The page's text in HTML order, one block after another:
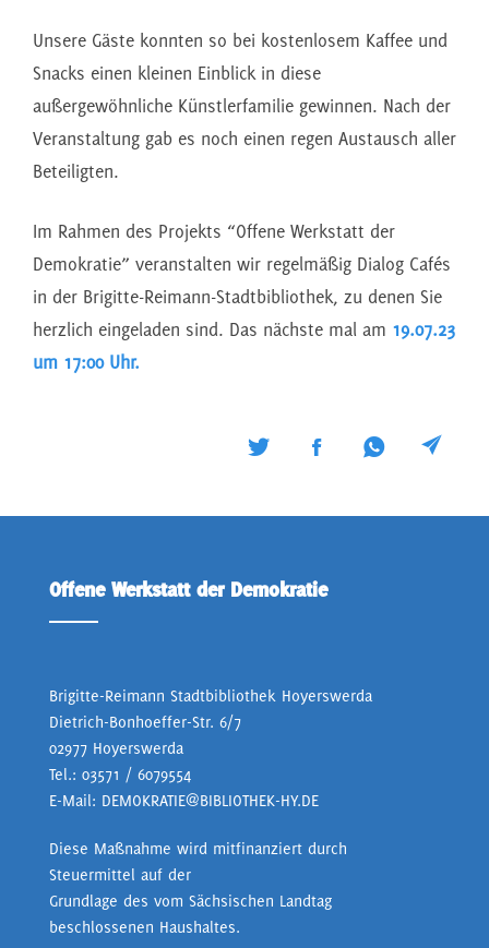
Unsere Gäste konnten so bei kostenlosem Kaffee und
Snacks einen kleinen Einblick in diese
außergewöhnliche Künstlerfamilie gewinnen. Nach der
Veranstaltung gab es noch einen regen Austausch aller
Beteiligten.
Im Rahmen des Projekts “Offene Werkstatt der
Demokratie” veranstalten wir regelmäßig Dialog Cafés
in der Brigitte-Reimann-Stadtbibliothek, zu denen Sie
herzlich eingeladen sind. Das nächste mal am 19.07.23
um 17:00 Uhr.
Offene Werkstatt der Demokratie
Brigitte-Reimann Stadtbibliothek Hoyerswerda
Dietrich-Bonhoeffer-Str. 6/7
02977 Hoyerswerda
Tel.: 03571 / 6079554
E-Mail: DEMOKRATIE@BIBLIOTHEK-HY.DE
Diese Maßnahme wird mitfinanziert durch
Steuermittel auf der
Grundlage des vom Sächsischen Landtag
beschlossenen Haushaltes.